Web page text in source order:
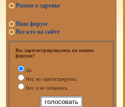
Разное о здровье
Наш форум
Все кто на сайте
Вы зарегистрировались на нашем
форуме?
Да
Нет, но зарегистрируюсь
Нет, и не собираюсь.